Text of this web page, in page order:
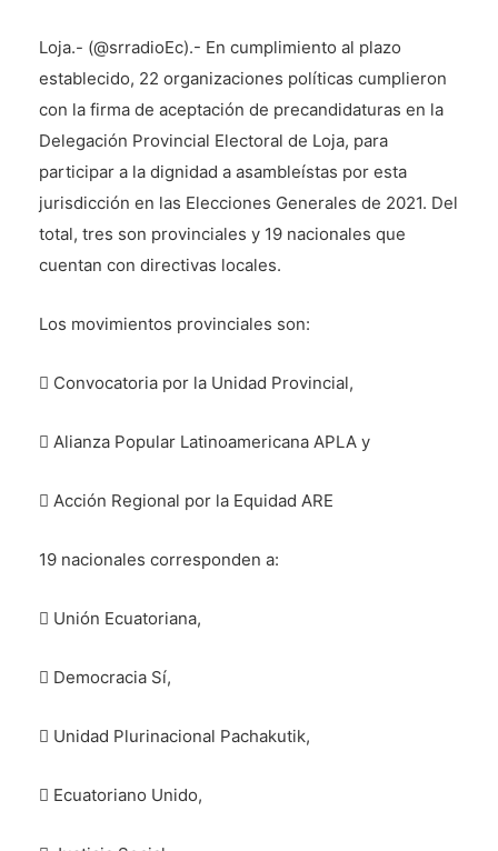
Loja.- (@srradioEc).- En cumplimiento al plazo
establecido, 22 organizaciones políticas cumplieron
con la firma de aceptación de precandidaturas en la
Delegación Provincial Electoral de Loja, para
participar a la dignidad a asambleístas por esta
jurisdicción en las Elecciones Generales de 2021. Del
total, tres son provinciales y 19 nacionales que
cuentan con directivas locales.
Los movimientos provinciales son:
 Convocatoria por la Unidad Provincial,
 Alianza Popular Latinoamericana APLA y
 Acción Regional por la Equidad ARE
19 nacionales corresponden a:
 Unión Ecuatoriana,
 Democracia Sí,
 Unidad Plurinacional Pachakutik,
 Ecuatoriano Unido,